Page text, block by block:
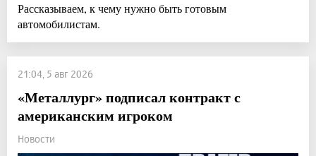
Рассказываем, к чему нужно быть готовым
автомобилистам.
21:04, 5 авг 2026
«Металлург» подписал контракт с
американским игроком
Новости